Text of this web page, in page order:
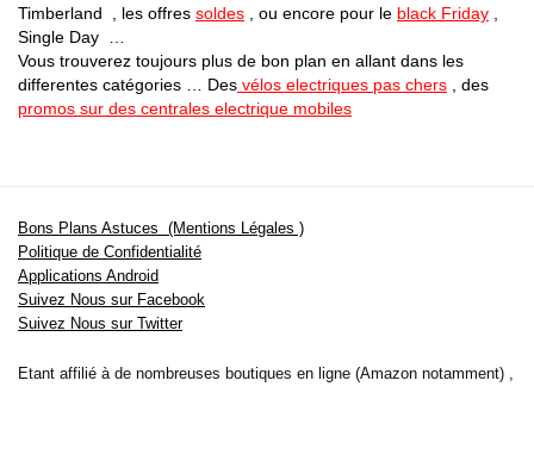
Timberland , les offres soldes , ou encore pour le black Friday
Single Day …
Vous trouverez toujours plus de bon plan en allant dans les
differentes catégories … Des vélos electriques pas chers , des
promos sur des centrales electrique mobiles
Bons Plans Astuces (Mentions Légales )
Politique de Confidentialité
Applications Android
Suivez Nous sur Facebook
Suivez Nous sur Twitter
Etant affilié à de nombreuses boutiques en ligne (Amazon notamment) ,